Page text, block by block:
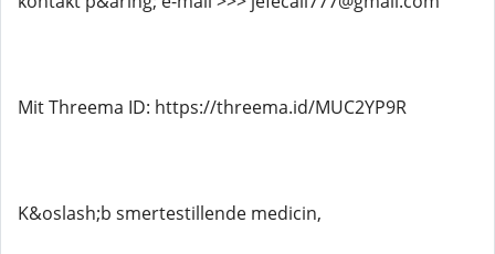
Mit Threema ID: https://threema.id/MUC2YP9R
K&oslash;b smertestillende medicin,